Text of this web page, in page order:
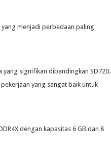
yang menjadi perbedaan paling
yang signifikan dibandingkan SD720.
yang sangat baik untuk
dengan kapasitas 6 GB dan 8